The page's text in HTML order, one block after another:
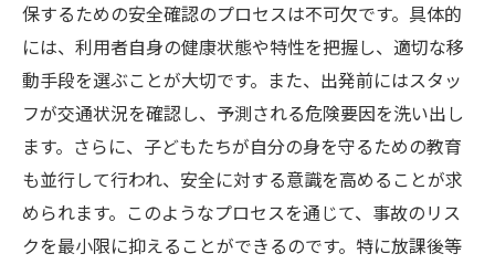
保するための安全確認のプロセスは不可欠です。具体的
には、利用者自身の健康状態や特性を把握し、適切な移
動手段を選ぶことが大切です。また、出発前にはスタッ
フが交通状況を確認し、予測される危険要因を洗い出し
ます。さらに、子どもたちが自分の身を守るための教育
も並行して行われ、安全に対する意識を高めることが求
められます。このようなプロセスを通じて、事故のリス
クを最小限に抑えることができるのです。特に放課後等